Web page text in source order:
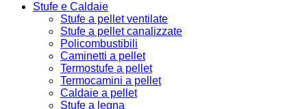
Stufe e Caldaie
Stufe a pellet ventilate
Stufe a pellet canalizzate
Policombustibili
Caminetti a pellet
Termostufe a pellet
Termocamini a pellet
Caldaie a pellet
Stufe a legna